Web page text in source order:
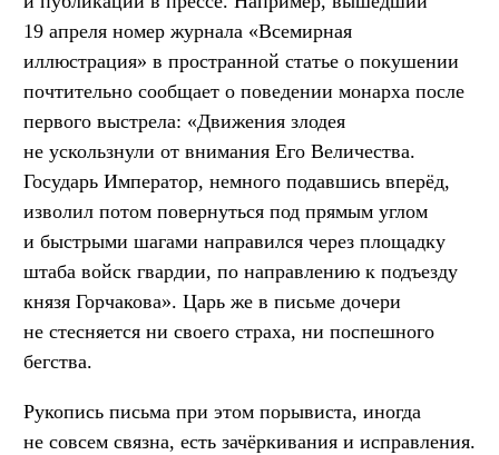
19 апреля номер журнала «Всемирная
иллюстрация» в пространной статье о покушении
почтительно сообщает о поведении монарха после
первого выстрела: «Движения злодея
не ускользнули от внимания Его Величества.
Государь Император, немного подавшись вперёд,
изволил потом повернуться под прямым углом
и быстрыми шагами направился через площадку
штаба войск гвардии, по направлению к подъезду
князя Горчакова». Царь же в письме дочери
не стесняется ни своего страха, ни поспешного
бегства.
Рукопись письма при этом порывиста, иногда
не совсем связна, есть зачёркивания и исправления.